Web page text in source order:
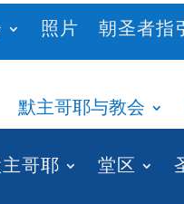
照片 朝圣者指
默主哥耶与教会
哥耶 堂区